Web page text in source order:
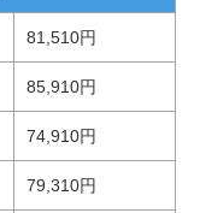
81,510円
85,910円
74,910円
79,310円